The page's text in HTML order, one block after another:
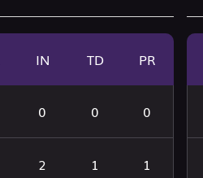
IN TD PR
0 0 0
2 1 1